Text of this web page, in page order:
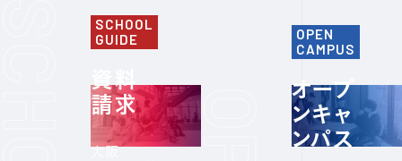
SCHOOL
GUIDE
資料
請求
大阪
OPEN
CAMPUS
オープ
ンキャ
ンパス